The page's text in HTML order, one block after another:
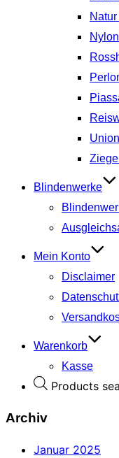
Blindenwerke
Mein Konto
Disclaimer
Warenkorb
Kasse
Products
Archiv
Januar 2025